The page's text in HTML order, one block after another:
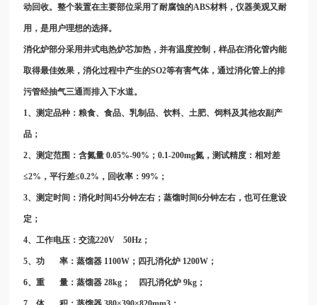
动回收。整个装置在主要部位采用了耐腐蚀的ABS材料，仪器美观又耐
用，是用户理想的选择。
消化炉部分采用井式电热炉芯加热，并有温度控制，样品在消化管内能
取得最佳效果，消化过程中产生的SO2等有害气体，通过消化管上的排
污管经抽气三通而排入下水道。
1、测定品种：粮食、食品、乳制品、饮料、土肥、饲料及其他农副产
品；
2、测定范围：含氮量 0.05%-90%；0.1-200mg氮，测试精度：相对差
≤2%，平行差≤0.2%，回收率：99%；
3、测定时间：消化时间45分钟左右；蒸馏时间6分钟左右，也可任意设
定；
4、工作电压：交流220V 50Hz；
5、功 率：蒸馏器 1100W；四孔消化炉 1200W；
6、重 量：蒸馏器 28kg； 四孔消化炉 9kg；